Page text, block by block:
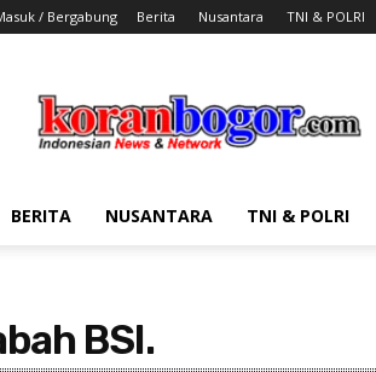
/ Bergabung Berita Nusantara TNI & POLRI
Bogor
BERITA NUSANTARA TNI & POLRI
BSI.